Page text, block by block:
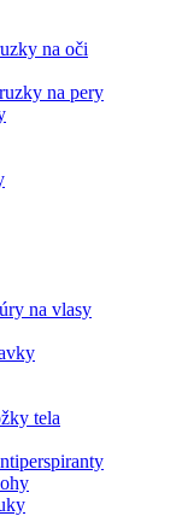
na oči
na pery
na vlasy
tela